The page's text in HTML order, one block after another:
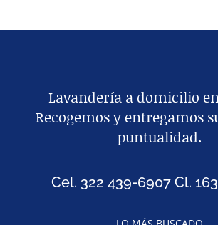
Lavandería a domicilio
Recogemos y entregamos
puntualidad.
Cel. 322 439-6907 Cl.